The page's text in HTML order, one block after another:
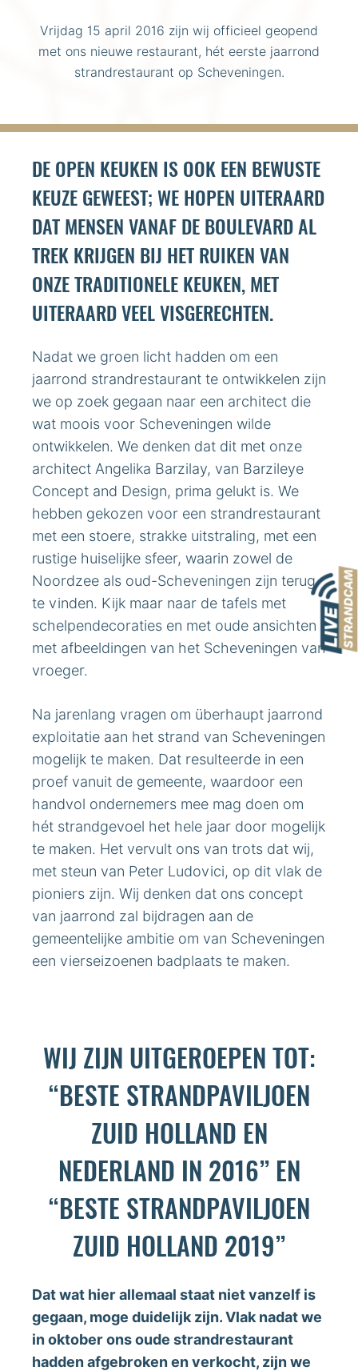
Vrijdag 15 april 2016 zijn wij officieel geopend
met ons nieuwe restaurant, hét eerste jaarrond
strandrestaurant op Scheveningen.
DE OPEN KEUKEN IS OOK EEN BEWUSTE
KEUZE GEWEEST; WE HOPEN UITERAARD
DAT MENSEN VANAF DE BOULEVARD AL
TREK KRIJGEN BIJ HET RUIKEN VAN
ONZE TRADITIONELE KEUKEN, MET
UITERAARD VEEL VISGERECHTEN.
Nadat we groen licht hadden om een
jaarrond strandrestaurant te ontwikkelen zijn
we op zoek gegaan naar een architect die
wat moois voor Scheveningen wilde
ontwikkelen. We denken dat dit met onze
architect Angelika Barzilay, van Barzileye
Concept and Design, prima gelukt is. We
hebben gekozen voor een strandrestaurant
met een stoere, strakke uitstraling, met een
rustige huiselijke sfeer, waarin zowel de
Noordzee als oud-Scheveningen zijn terug
te vinden. Kijk maar naar de tafels met
schelpendecoraties en met oude ansichten
met afbeeldingen van het Scheveningen van
vroeger.
Na jarenlang vragen om überhaupt jaarrond
exploitatie aan het strand van Scheveningen
mogelijk te maken. Dat resulteerde in een
proef vanuit de gemeente, waardoor een
handvol ondernemers mee mag doen om
hét strandgevoel het hele jaar door mogelijk
te maken. Het vervult ons van trots dat wij,
met steun van Peter Ludovici, op dit vlak de
pioniers zijn. Wij denken dat ons concept
van jaarrond zal bijdragen aan de
gemeentelijke ambitie om van Scheveningen
een vierseizoenen badplaats te maken.
WIJ ZIJN UITGEROEPEN TOT:
“BESTE STRANDPAVILJOEN
ZUID HOLLAND EN
NEDERLAND IN 2016” EN
“BESTE STRANDPAVILJOEN
ZUID HOLLAND 2019”
Dat wat hier allemaal staat niet vanzelf is
gegaan, moge duidelijk zijn. Vlak nadat we
in oktober ons oude strandrestaurant
hadden afgebroken en verkocht, zijn we